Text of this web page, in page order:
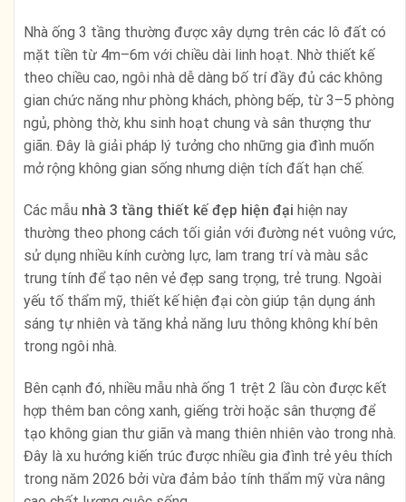
Nhà ống 3 tầng thường được xây dựng trên các lô đất có
mặt tiền từ 4m–6m với chiều dài linh hoạt. Nhờ thiết kế
theo chiều cao, ngôi nhà dễ dàng bố trí đầy đủ các không
gian chức năng như phòng khách, phòng bếp, từ 3–5 phòng
ngủ, phòng thờ, khu sinh hoạt chung và sân thượng thư
giãn. Đây là giải pháp lý tưởng cho những gia đình muốn
mở rộng không gian sống nhưng diện tích đất hạn chế.
Các mẫu nhà 3 tầng thiết kế đẹp hiện đại hiện nay
thường theo phong cách tối giản với đường nét vuông vức,
sử dụng nhiều kính cường lực, lam trang trí và màu sắc
trung tính để tạo nên vẻ đẹp sang trọng, trẻ trung. Ngoài
yếu tố thẩm mỹ, thiết kế hiện đại còn giúp tận dụng ánh
sáng tự nhiên và tăng khả năng lưu thông không khí bên
trong ngôi nhà.
Bên cạnh đó, nhiều mẫu nhà ống 1 trệt 2 lầu còn được kết
hợp thêm ban công xanh, giếng trời hoặc sân thượng để
tạo không gian thư giãn và mang thiên nhiên vào trong nhà.
Đây là xu hướng kiến trúc được nhiều gia đình trẻ yêu thích
trong năm 2026 bởi vừa đảm bảo tính thẩm mỹ vừa nâng